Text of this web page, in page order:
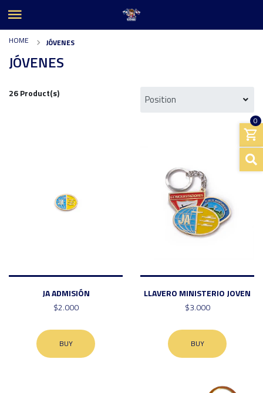
0
HOME JÓVENES
JÓVENES
26 Product(s)
JA ADMISIÓN
$2.000
BUY
LLAVERO MINISTERIO JOVEN
$3.000
BUY